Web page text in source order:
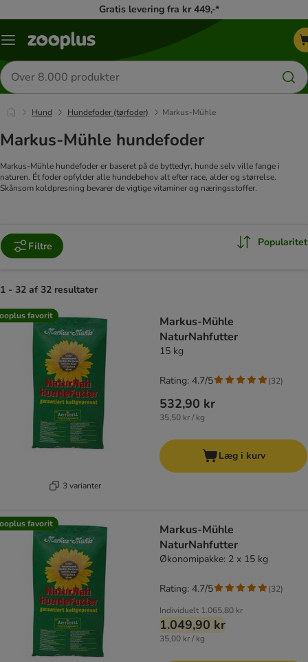
Gratis levering fra kr 449,-*
Menu
Søg
efter
produkter
Hund Hundefoder (tørfoder) Markus-Mühle
Markus-Mühle hundefoder
Markus-Mühle hundefoder er baseret på de byttedyr, hunde selv ville fange i
naturen. Ét foder opfylder alle hundebehov alt efter race, alder og størrelse.
Skånsom koldpresning bevarer de vigtige vitaminer og næringsstoffer.
Filtre Popularitet
1 - 32 af 32 resultater
product items have been changed
favorit
3 varianter
Markus-Mühle
NaturNahfutter
15 kg
532,90 kr
35,50 kr / kg
Rating: 4.7/5 (32)
Læg i kurv
favorit
Markus-Mühle
NaturNahfutter
Økonomipakke: 2 x 15 kg
Individuelt 1.065,80 kr
1.049,90 kr
35,00 kr / kg
Rating: 4.7/5 (32)